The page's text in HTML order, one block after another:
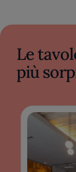
Le
più